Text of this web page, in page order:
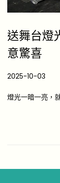
送舞台燈
意驚喜
P
s
n
2025-10-03
2
-
燈光一暗一亮，